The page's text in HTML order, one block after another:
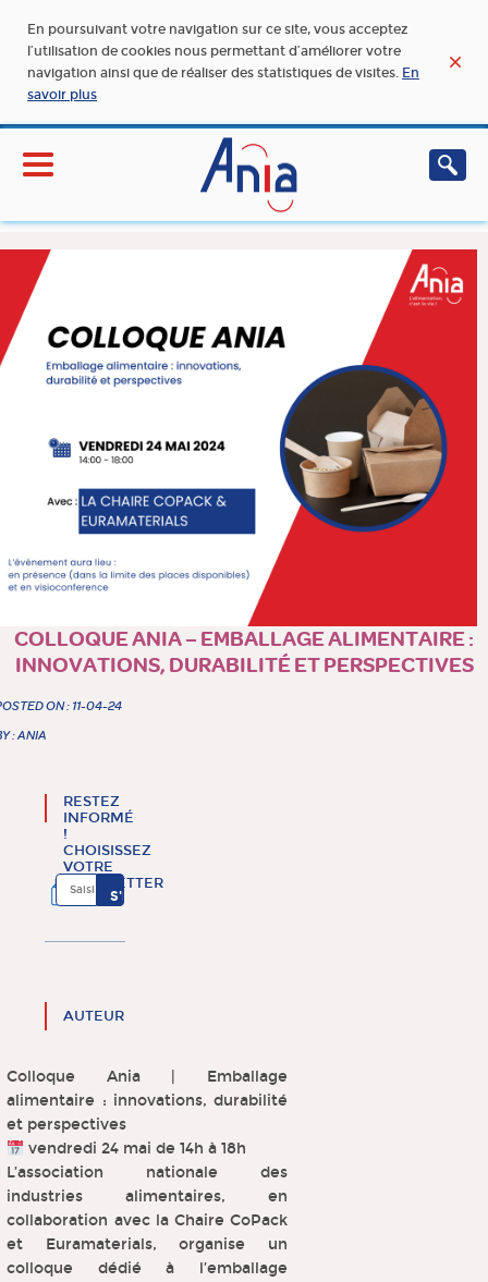
En poursuivant votre navigation sur ce site, vous acceptez
l’utilisation de cookies nous permettant d’améliorer votre
navigation ainsi que de réaliser des statistiques de visites. En
savoir plus
COLLOQUE ANIA – EMBALLAGE ALIMENTAIRE :
INNOVATIONS, DURABILITÉ ET PERSPECTIVES
ON : 11-04-24
: ANIA
RESTEZ
INFORMÉ
!
CHOISISSEZ
VOTRE
NEWSLETTER
AUTEUR
Colloque Ania | Emballage
alimentaire : innovations, durabilité
et perspectives
vendredi 24 mai de 14h à 18h
L’association nationale des
industries alimentaires, en
collaboration avec la Chaire CoPack
et Euramaterials, organise un
colloque dédié à l’emballage